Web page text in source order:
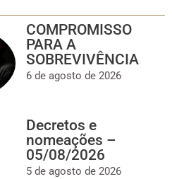
COMPROMISSO
PARA A
SOBREVIVÊNCIA
6 de agosto de 2026
Decretos e
nomeações –
05/08/2026
5 de agosto de 2026